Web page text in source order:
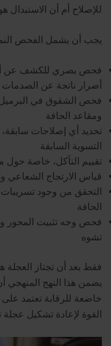
للإصلاح أم أن الاستبدال هو
يجب أن يشمل الفحص
فحص بصري للكشف عن
أضرار ناتجة عن
فحص الشقوق في
ومقاعد الحافة
تحديد أي إصلاحات
التسوية السابقة
تقييم التآكل، خاصة حول
قياس الارتجاج الشعاعي
التحقق من وجود
الحافة
فحص وجه تثبيت المحور
تشوه
فقط بعد أن تجتاز
يضمن هذا النهج المنهجي
خاضعة للرقابة تعتمد
القوة لإعادة تشكيل عجلة